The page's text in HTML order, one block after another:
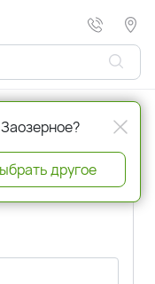
другое